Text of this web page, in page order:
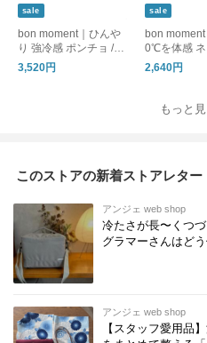
sale
bon moment｜ひんや
り 強冷感 ポンチョ / C
OOLIC[R] 接触冷感 持
続冷感 UVカット99％
3,520円
sale
bon moment
0℃を体感 ネ
ードハット 帽子 / TE
N°マイナス
2,640円
もっと
このストアの新着ストアレター
アンジェ web shop
冷たさが長〜くつ
グラマーさんはどう
アンジェ web shop
【スタッフ愛用品